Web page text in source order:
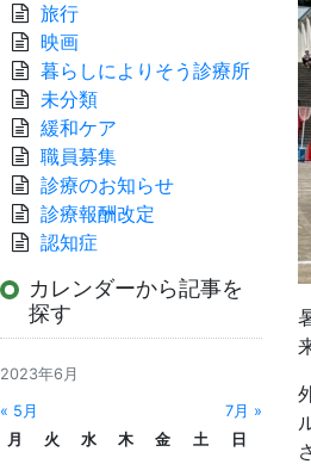
旅行
映画
暮らしによりそう診療所
未分類
緩和ケア
職員募集
診療のお知らせ
診療報酬改定
認知症
カレンダーから記事を
探す
2023年6月
« 5月
7月 »
月
火 水 木 金 土
日